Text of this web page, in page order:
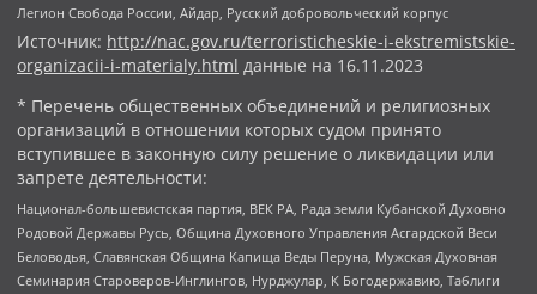
Легион Свобода России, Айдар, Русский добровольческий корпус
Источник: http://nac.gov.ru/terroristicheskie-i-ekstremistskie-
organizacii-i-materialy.html данные на 16.11.2023
* Перечень общественных объединений и религиозных
организаций в отношении которых судом принято
вступившее в законную силу решение о ликвидации или
запрете деятельности:
Национал-большевистская партия, ВЕК РА, Рада земли Кубанской Духовно
Родовой Державы Русь, Община Духовного Управления Асгардской Веси
Беловодья, Славянская Община Капища Веды Перуна, Мужская Духовная
Семинария Староверов-Инглингов, Нурджулар, К Богодержавию, Таблиги